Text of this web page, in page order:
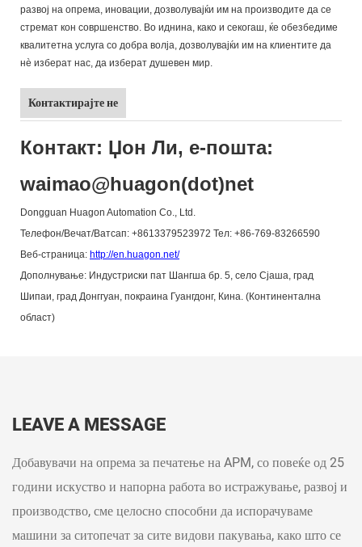
развој на опрема, иновации, дозволувајќи им на производите да се
стремат кон совршенство. Во иднина, како и секогаш, ќе обезбедиме
квалитетна услуга со добра волја, дозволувајќи им на клиентите да
нè изберат нас, да изберат душевен мир.
Контактирајте не
Контакт: Џон Ли, е-пошта:
waimao@huagon(dot)net
Dongguan Huagon Automation Co., Ltd.
Телефон/Вечат/Ватсап: +8613379523972 Тел: +86-769-83266590
Веб-страница: http://en.huagon.net/
Дополнување: Индустриски пат Шангша бр. 5, село Сјаша, град
Шипаи, град Донггуан, покраина Гуангдонг, Кина. (Континентална
област)
LEAVE A MESSAGE
Добавувачи на опрема за печатење на APM, со повеќе од 25
години искуство и напорна работа во истражување, развој и
производство, сме целосно способни да испорачуваме
машини за ситопечат за сите видови пакувања, како што се